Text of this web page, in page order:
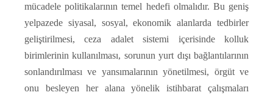
mücadele politikalarının temel hedefi olmalıdır. Bu geniş
yelpazede siyasal, sosyal, ekonomik alanlarda tedbirler
geliştirilmesi, ceza adalet sistemi içerisinde kolluk
birimlerinin kullanılması, sorunun yurt dışı bağlantılarının
sonlandırılması ve yansımalarının yönetilmesi, örgüt ve
onu besleyen her alana yönelik istihbarat çalışmaları